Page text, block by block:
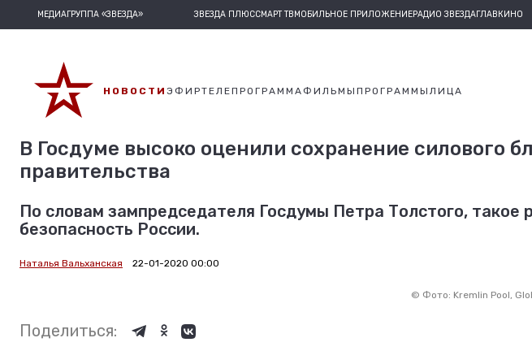
МЕДИАГРУППА «ЗВЕЗДА» ЗВЕЗДА ПЛЮССМАРТ ТВМОБИЛЬНОЕ ПРИЛОЖЕНИЕРАДИО ЗВЕЗДАГЛАВКИНО
НОВОСТИ ЭФИРТЕЛЕПРОГРАММАФИЛЬМЫ ПРОГРАММЫ ЛИЦА
В Госдуме высоко оценили сохранение силового
правительства
По словам зампредседателя Госдумы Петра Толстого, такое
безопасность России.
Наталья Вальханская 22-01-2020 00:00
© Фото: Kremlin Pool,
Поделиться: